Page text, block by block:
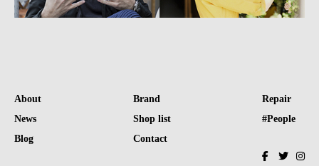
About
News
Blog
Brand
Shop list
Contact
Repair
#People